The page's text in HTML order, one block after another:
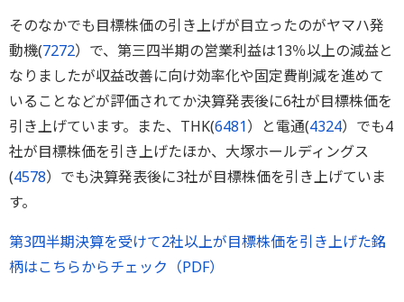
そのなかでも目標株価の引き上げが目立ったのがヤマハ発
動機(7272）で、第三四半期の営業利益は13％以上の減益と
なりましたが収益改善に向け効率化や固定費削減を進めて
いることなどが評価されてか決算発表後に6社が目標株価を
引き上げています。また、THK(6481）と電通(4324）でも4
社が目標株価を引き上げたほか、大塚ホールディングス
(4578）でも決算発表後に3社が目標株価を引き上げていま
す。
第3四半期決算を受けて2社以上が目標株価を引き上げた銘
柄はこちらからチェック（PDF）